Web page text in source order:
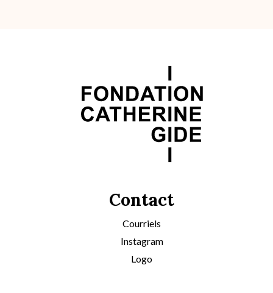
Contact
Courriels
Instagram
Logo